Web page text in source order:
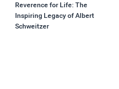
Reverence for Life: The
Inspiring Legacy of Albert
Schweitzer